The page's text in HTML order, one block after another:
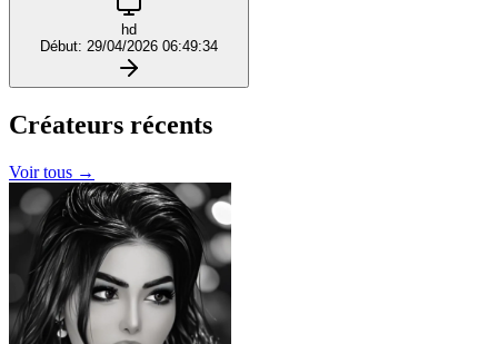
hd
Début: 29/04/2026 06:49:34
Créateurs récents
Voir tous →